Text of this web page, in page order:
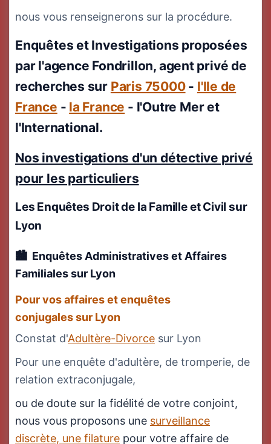
nous vous renseignerons sur la procédure.
Enquêtes et Investigations proposées
par l'agence Fondrillon, agent privé de
recherches sur Paris 75000- l'Ile de
France - la France - l'Outre Mer et
l'International.
Nos investigations d'un détective privé
pour les particuliers
Les Enquêtes Droit de la Famille et Civil sur
Lyon
Enquêtes Administratives et Affaires
Familialessur Lyon
Pour vos affaires et enquêtes
conjugales sur Lyon
Constat d'Adultère-Divorce sur Lyon
Pour une enquête d'adultère, de tromperie, de
relation extraconjugale,
ou de doute sur la fidélité de votre conjoint,
nous vous proposons une surveillance
discrète, une filature pour votre affaire de